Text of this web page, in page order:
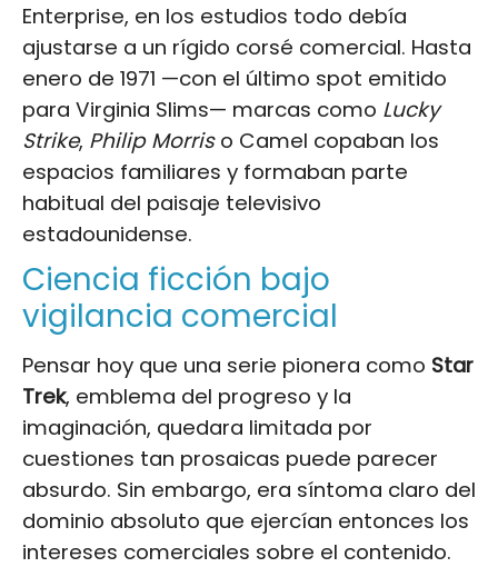
Enterprise, en los estudios todo debía
ajustarse a un rígido corsé comercial. Hasta
enero de 1971 —con el último spot emitido
para Virginia Slims— marcas como Lucky
Strike, Philip Morriso Camel copaban los
espacios familiares y formaban parte
habitual del paisaje televisivo
estadounidense.
Ciencia ficción bajo
vigilancia comercial
Pensar hoy que una serie pionera como Star
Trek, emblema del progreso y la
imaginación, quedara limitada por
cuestiones tan prosaicas puede parecer
absurdo. Sin embargo, era síntoma claro del
dominio absoluto que ejercían entonces los
intereses comerciales sobre el contenido.